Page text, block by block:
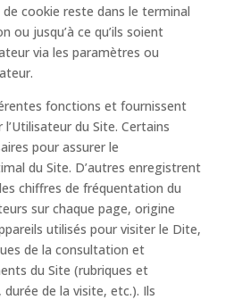
cookie reste dans le terminal
ou jusqu’à ce qu’ils soient
via les paramètres ou
fonctions et fournissent
du Site. Certains
pour assurer le
du Site. D’autres enregistrent
chiffres de fréquentation du
sur chaque page, origine
utilisés pour visiter le Dite,
de la consultation et
du Site (rubriques et
de la visite, etc.). Ils